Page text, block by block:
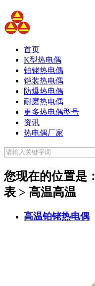
首页
K型热电偶
铂铑热电偶
铠装热电偶
防爆热电偶
耐磨热电偶
更多热电偶型号
资讯
热电偶厂家
您现在的位置是：
表 > 高温高温
高温铂铑热电偶